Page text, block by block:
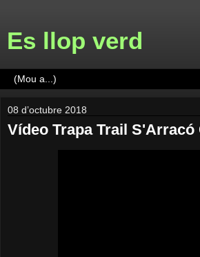
Es llop verd
08 d’octubre 2018
Vídeo Trapa Trail S'Arracó